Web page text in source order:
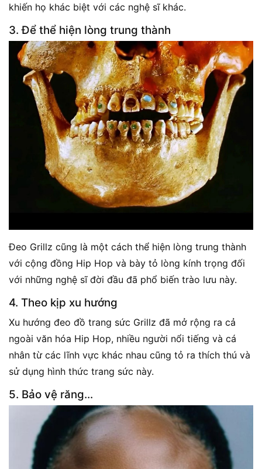
khiến họ khác biệt với các nghệ sĩ khác.
3. Để thể hiện lòng trung thành
Đeo Grillz cũng là một cách thể hiện lòng trung thành
với cộng đồng Hip Hop và bày tỏ lòng kính trọng đối
với những nghệ sĩ đời đầu đã phổ biến trào lưu này.
4. Theo kịp xu hướng
Xu hướng đeo đồ trang sức Grillz đã mở rộng ra cả
ngoài văn hóa Hip Hop, nhiều người nổi tiếng và cá
nhân từ các lĩnh vực khác nhau cũng tỏ ra thích thú và
sử dụng hình thức trang sức này.
5. Bảo vệ răng…